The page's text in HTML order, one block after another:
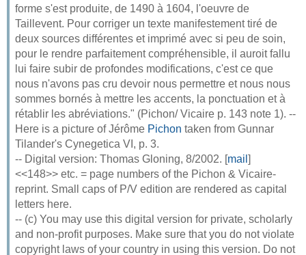
forme s'est produite, de 1490 à 1604, l'oeuvre de
Taillevent. Pour corriger un texte manifestement tiré de
deux sources différentes et imprimé avec si peu de soin,
pour le rendre parfaitement compréhensible, il auroit fallu
lui faire subir de profondes modifications, c'est ce que
nous n'avons pas cru devoir nous permettre et nous nous
sommes bornés à mettre les accents, la ponctuation et à
rétablir les abréviations." (Pichon/ Vicaire p. 143 note 1). --
Here is a picture of Jérôme Pichon taken from Gunnar
Tilander's Cynegetica VI, p. 3.
-- Digital version: Thomas Gloning, 8/2002. [mail ]
<<148>> etc. = page numbers of the Pichon & Vicaire-
reprint. Small caps of P/V edition are rendered as capital
letters here.
-- (c) You may use this digital version for private, scholarly
and non-profit purposes. Make sure that you do not violate
copyright laws of your country in using this version. Do not